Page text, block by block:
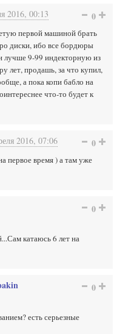
2016, 00:13 0
первой машиной брать
диски, ибо все бордюры
лучше 9-99 индекторную из
лет, продашь, за что купил,
а пока копи бабло на
что-то будет к
2016, 07:06 0
первое время ) а там уже
0
катаюсь 6 лет на
0
есть серьезные